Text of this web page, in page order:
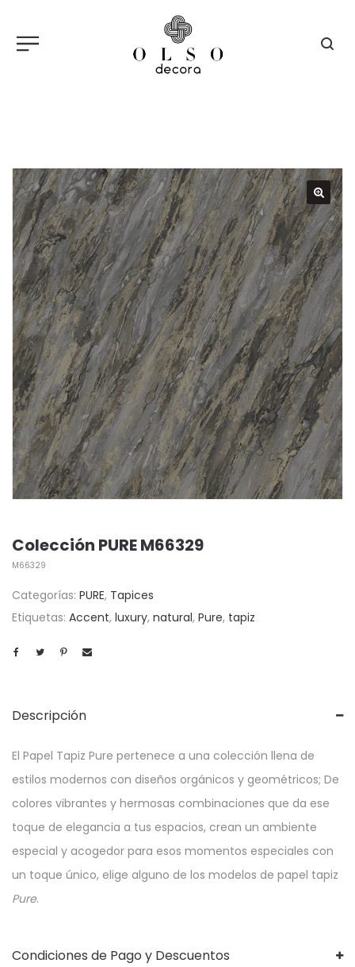
Colección PURE M66329
M66329
Categorías: PURE, Tapices
Etiquetas: Accent, luxury, natural, Pure, tapiz
Descripción
El Papel Tapiz Pure pertenece a una colección llena de
estilos modernos con diseños orgánicos y geométricos; De
colores vibrantes y hermosas combinaciones que da ese
toque de elegancia a tus espacios, crean un ambiente
especial y acogedor para esos momentos especiales con
un toque único, elige alguno de los modelos de papel tapiz
Pure.
Condiciones de Pago y Descuentos